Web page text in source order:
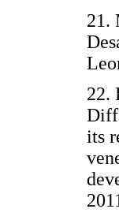
21.
22.
its